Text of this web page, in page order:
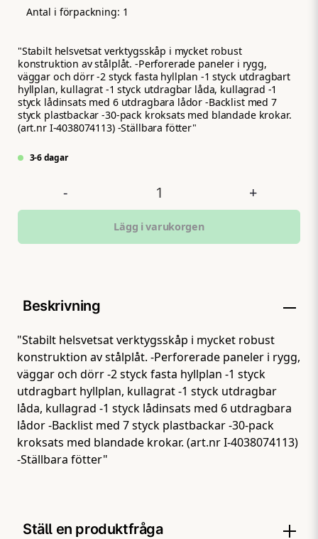
Antal i förpackning: 1
"Stabilt helsvetsat verktygsskåp i mycket robust
konstruktion av stålplåt. -Perforerade paneler i rygg,
väggar och dörr -2 styck fasta hyllplan -1 styck utdragbart
hyllplan, kullagrat -1 styck utdragbar låda, kullagrad -1
styck lådinsats med 6 utdragbara lådor -Backlist med 7
styck plastbackar -30-pack kroksats med blandade krokar.
(art.nr I-4038074113) -Ställbara fötter"
3-6 dagar
- +
Lägg i varukorgen
Beskrivning
"Stabilt helsvetsat verktygsskåp i mycket robust
konstruktion av stålplåt. -Perforerade paneler i rygg,
väggar och dörr -2 styck fasta hyllplan -1 styck
utdragbart hyllplan, kullagrat -1 styck utdragbar
låda, kullagrad -1 styck lådinsats med 6 utdragbara
lådor -Backlist med 7 styck plastbackar -30-pack
kroksats med blandade krokar. (art.nr I-4038074113)
-Ställbara fötter"
Ställ en produktfråga